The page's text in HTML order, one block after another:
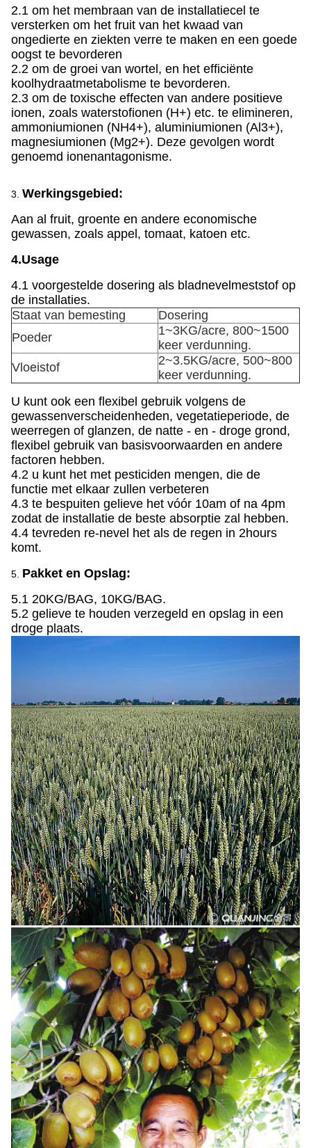
2.1 om het membraan van de installatiecel te
versterken om het fruit van het kwaad van
ongedierte en ziekten verre te maken en een goede
oogst te bevorderen
2.2 om de groei van wortel, en het efficiënte
koolhydraatmetabolisme te bevorderen.
2.3 om de toxische effecten van andere positieve
ionen, zoals waterstofionen (H+) etc. te elimineren,
ammoniumionen (NH4+), aluminiumionen (Al3+),
magnesiumionen (Mg2+). Deze gevolgen wordt
genoemd ionenantagonisme.
3. Werkingsgebied:
Aan al fruit, groente en andere economische
gewassen, zoals appel, tomaat, katoen etc.
4.Usage
4.1 voorgestelde dosering als bladnevelmeststof op
de installaties.
Staat van bemesting
Dosering
Poeder
1~3KG/acre, 800~1500
keer verdunning.
Vloeistof
2~3.5KG/acre, 500~800
keer verdunning.
U kunt ook een flexibel gebruik volgens de
gewassenverscheidenheden, vegetatieperiode, de
weerregen of glanzen, de natte - en - droge grond,
flexibel gebruik van basisvoorwaarden en andere
factoren hebben.
4.2 u kunt het met pesticiden mengen, die de
functie met elkaar zullen verbeteren
4.3 te bespuiten gelieve het vóór 10am of na 4pm
zodat de installatie de beste absorptie zal hebben.
4.4 tevreden re-nevel het als de regen in 2hours
komt.
5. Pakket en Opslag:
5.1 20KG/BAG, 10KG/BAG.
5.2 gelieve te houden verzegeld en opslag in een
droge plaats.